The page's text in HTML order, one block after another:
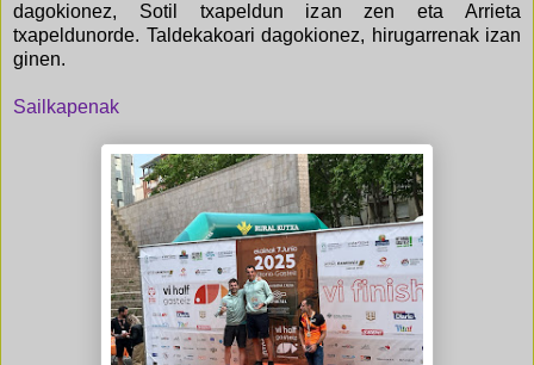
dagokionez, Sotil txapeldun izan zen eta Arrieta
txapeldunorde. Taldekakoari dagokionez, hirugarrenak izan
ginen.
Sailkapenak